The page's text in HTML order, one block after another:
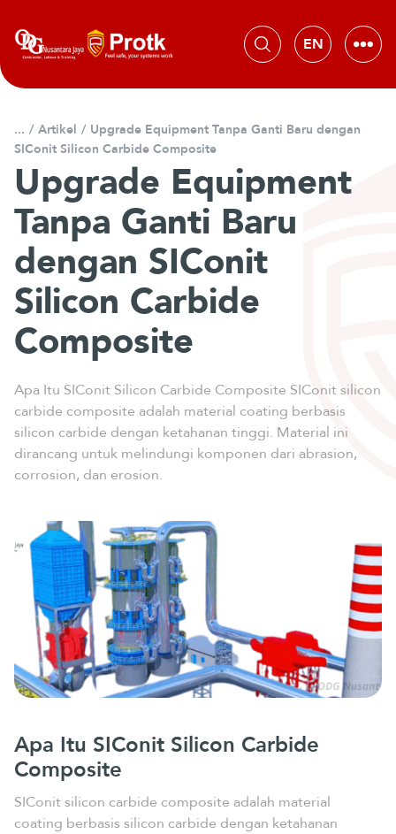
a
/ Artikel / Upgrade Equipment Tanpa Ganti Baru dengan
SIConit Silicon Carbide Composite
Upgrade Equipment
Tanpa Ganti Baru
dengan SIConit
Silicon Carbide
Composite
Apa Itu SIConit Silicon Carbide Composite SIConit silicon
carbide composite adalah material coating berbasis
silicon carbide dengan ketahanan tinggi. Material ini
dirancang untuk melindungi komponen dari abrasion,
corrosion, dan erosion.
Apa Itu SIConit Silicon Carbide
Composite
SIConit silicon carbide composite adalah material
coating berbasis silicon carbide dengan ketahanan